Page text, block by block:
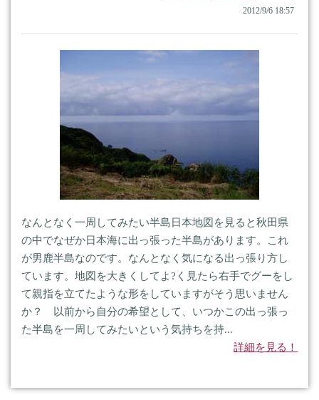
2012/9/6 18:57
なんとなく一周してみたい半島日本地図を見ると秋田県
の中でなぜか日本海に出っ張った半島があります。これ
が男鹿半島なのです。なんとなく気になる出っ張り方し
ています。地図を大きくしてよ?く見たら右手でグーをし
て親指を立てたような形をしていますがそう思いません
か？ 以前から自分の希望として、いつかこの出っ張っ
た半島を一周してみたいという気持ちを持...
詳細を見る！